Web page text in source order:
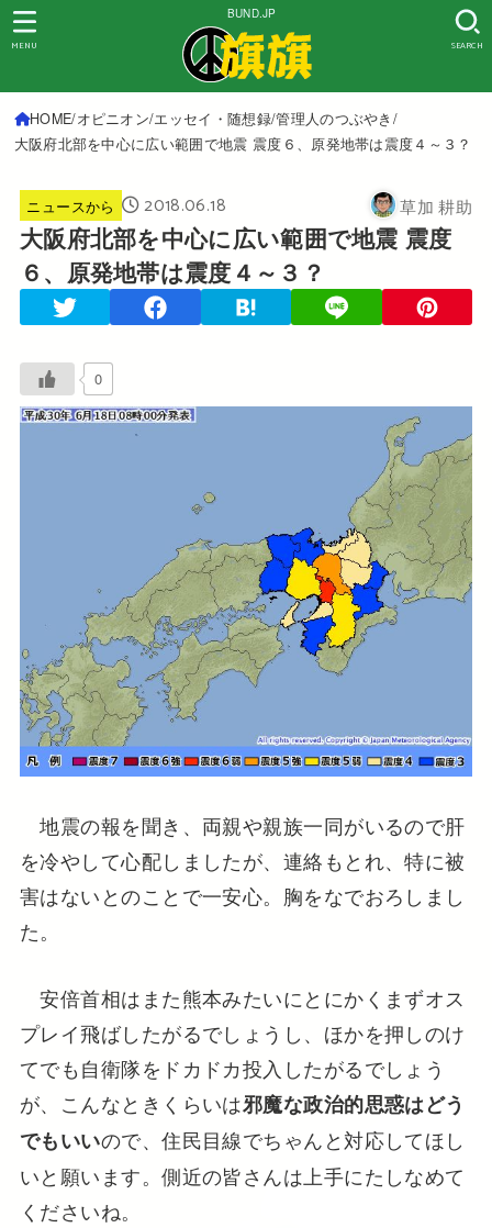
BUND.JP
SEARCH
MENU
HOME オピニオン エッセイ・随想録 管理人のつぶやき
大阪府北部を中心に広い範囲で地震 震度６、原発地帯は震度４～３？
ニュースから 2018.06.18 草加 耕助
大阪府北部を中心に広い範囲で地震 震度
６、原発地帯は震度４～３？
0
地震の報を聞き、両親や親族一同がいるので肝
を冷やして心配しましたが、連絡もとれ、特に被
害はないとのことで一安心。胸をなでおろしまし
た。
安倍首相はまた熊本みたいにとにかくまずオス
プレイ飛ばしたがるでしょうし、ほかを押しのけ
てでも自衛隊をドカドカ投入したがるでしょう
が、こんなときくらいは邪魔な政治的思惑はどう
でもいいので、住民目線でちゃんと対応してほし
いと願います。側近の皆さんは上手にたしなめて
くださいね。